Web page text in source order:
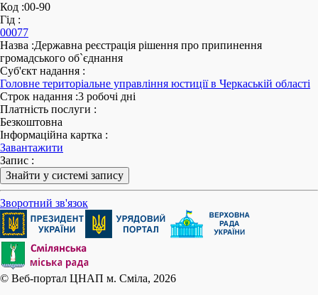
Код :00-90
Гід :
00077
Назва :Державна реєстрація рішення про припинення
громадського об`єднання
Суб'єкт надання :
Головне територіальне управління юстиції в Черкаській області
Строк надання :3 робочі дні
Платність послуги :
Безкоштовна
Інформаційна картка :
Завантажити
Запис :
Знайти у системі запису
Зворотний зв'язок
© Веб-портал ЦНАП м. Сміла, 2026